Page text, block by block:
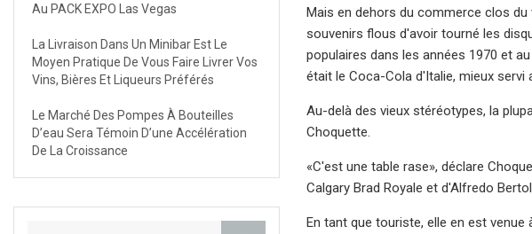
Au PACK EXPO Las Vegas
La Livraison Dans Un Minibar Est Le
Moyen Pratique De Vous Faire Livrer Vos
Vins, Bières Et Liqueurs Préférés
Le Marché Des Pompes À Bouteilles
D’eau Sera Témoin D’une Accélération
De La Croissance
Mais en dehors du commerce clos
souvenirs flous d'avoir tourné les
populaires dans les années 1970 et
était le Coca-Cola d'Italie, mieux servi
Au-delà des vieux stéréotypes, la
Choquette.
«C'est une table rase», déclare
Calgary Brad Royale et d'Alfredo
En tant que touriste, elle en est